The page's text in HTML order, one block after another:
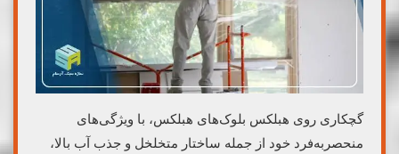
گچکاری روی هبلکس بلوک‌های هبلکس، با ویژگی‌های
منحصربه‌فرد خود از جمله ساختار متخلخل و جذب آب بالا،